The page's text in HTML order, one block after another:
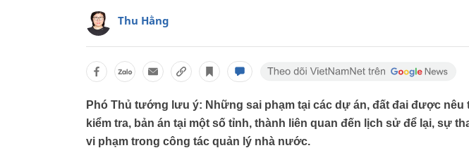
Thu Hằng
Phó Thủ tướng lưu ý: Những sai phạm tại các dự án, đất đai được nêu
kiểm tra, bản án tại một số tỉnh, thành liên quan đến lịch sử để lại, sự
vi phạm trong công tác quản lý nhà nước.